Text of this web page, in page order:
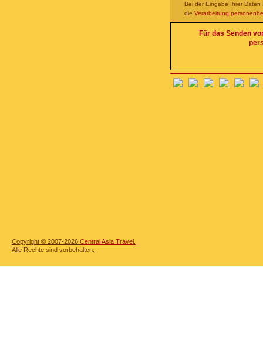
Bei der Eingabe Ihrer Daten
die Verarbeitung
Für das Senden
Copyright © 2007-2026 Central Asia Travel.
Alle Rechte sind vorbehalten.